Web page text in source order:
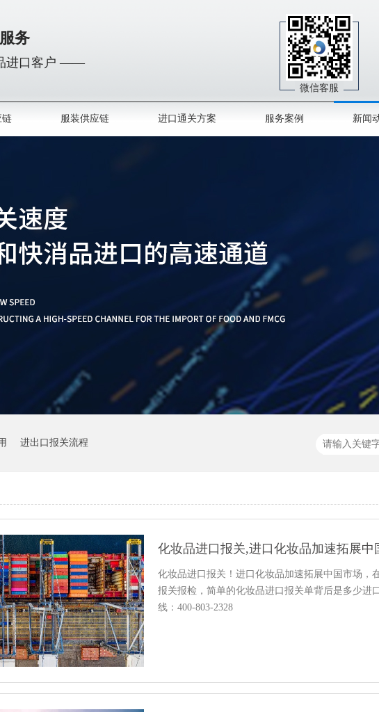
务
进口客户 ——
微信客服
链 服装供应链 进口通关方案 服务案例 新闻
进出口报关流程
化妆品进口报关,进口化妆品加速拓展中
化妆品进口报关！进口化妆品加速拓展中国市场，
报关报检，简单的化妆品进口报关单背后是多少进
线：400-803-2328